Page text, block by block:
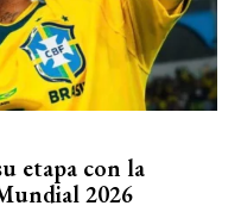
etapa con la
2026